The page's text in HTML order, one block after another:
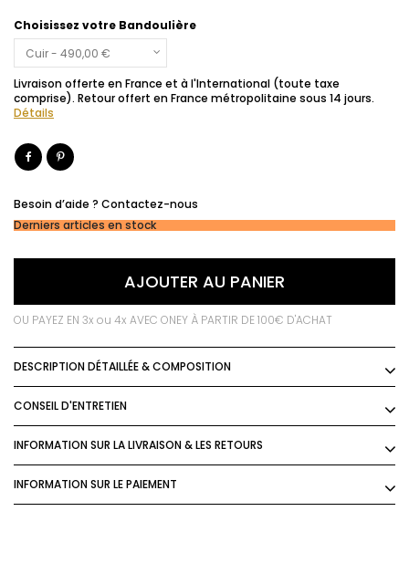
Choisissez votre Bandoulière
Livraison offerte en France et à l'International (toute taxe
comprise). Retour offert en France métropolitaine sous 14 jours.
Détails
Besoin d’aide ? Contactez-nous
Derniers articles en stock
AJOUTER AU PANIER
OU PAYEZ EN 3x ou 4x AVEC ONEY À PARTIR DE 100€ D'ACHAT
DESCRIPTION DÉTAILLÉE & COMPOSITION
CONSEIL D'ENTRETIEN
INFORMATION SUR LA LIVRAISON & LES RETOURS
INFORMATION SUR LE PAIEMENT